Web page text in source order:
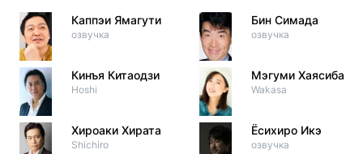
Каппэи Ямагути
озвучка
Кинъя Китаодзи
Hoshi
Хироаки Хирата
Shichiro
Бин Симада
озвучка
Мэгуми Хаясибара
Wakasa
Ёсихиро Икэ
озвучка